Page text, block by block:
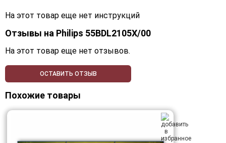
На этот товар еще нет инструкций
Отзывы на Philips 55BDL2105X/00
На этот товар еще нет отзывов.
ОСТАВИТЬ ОТЗЫВ
Похожие товары